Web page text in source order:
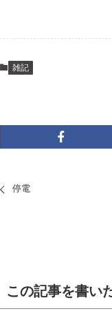
雑記
停電
この記事を書い